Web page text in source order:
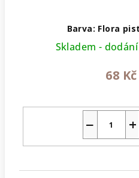
Barva: Flora
Skladem -
68 Kč
+
−